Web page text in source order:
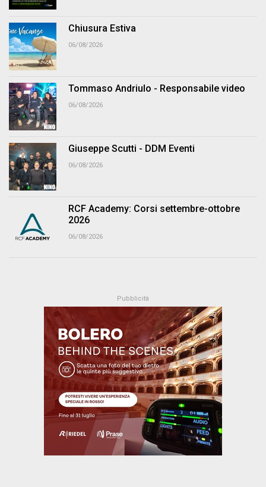
Chiusura Estiva
06/08/2026
Tommaso Andriulo - Responsabile video
06/08/2026
Giuseppe Scutti - DDM Eventi
06/08/2026
RCF Academy: Corsi settembre-ottobre
2026
06/08/2026